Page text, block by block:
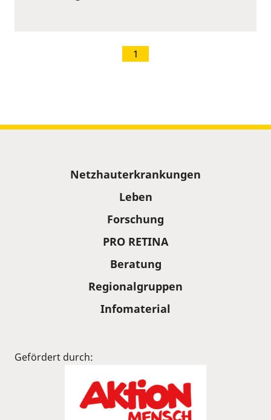
1
Netzhauterkrankungen
Leben
Forschung
PRO RETINA
Beratung
Regionalgruppen
Infomaterial
Gefördert durch: